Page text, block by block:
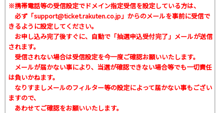
※携帯電話等の受信設定でドメイン指定受信を設定している方は、
必ず 「support@ticket.rakuten.co.jp」 からのメールを事前に受信で
きるように設定してください。
お申し込み完了後すぐに、自動で「抽選申込受付完了」メールが送信
されます。
受信されない場合は受信設定を今一度ご確認お願いいたします。
メールが届かない事により、当選が確認できない場合等でも一切責任
は負いかねます。
なりすましメールのフィルター等の設定によって届かない事もござい
ますので、
あわせてご確認をお願いいたします。